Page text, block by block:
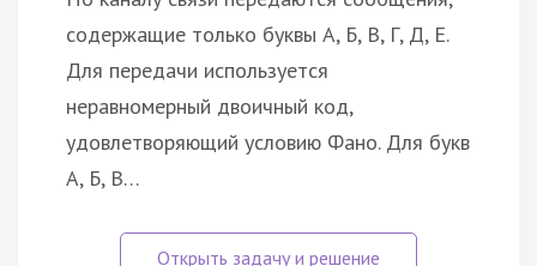
содержащие только буквы А, Б, В, Г, Д, Е.
Для передачи используется
неравномерный двоичный код,
удовлетворяющий условию Фано. Для букв
А, Б, В…